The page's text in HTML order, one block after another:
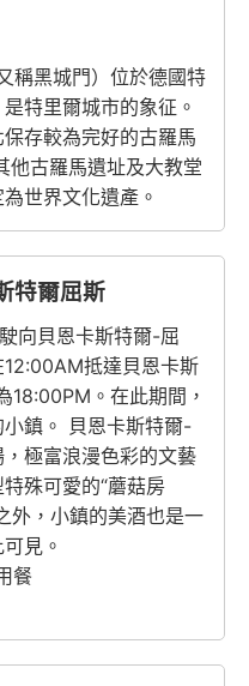
稱黑城門）位於德國特
特里爾城市的象征。
存較為完好的古羅馬
他古羅馬遺址及大教堂
世界文化遺產。
特爾屈斯
向貝恩卡斯特爾-屈
抵達貝恩卡斯
18:00PM。在此期間，
鎮。 貝恩卡斯特爾-
極富浪漫色彩的文藝
殊可愛的“蘑菇房
外，小鎮的美酒也是一
見。
餐